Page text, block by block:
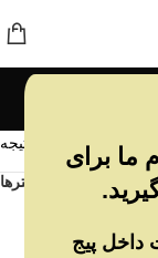
نمایش همه 2 نتیجه
فیلترها
ما برای
داخل پیج